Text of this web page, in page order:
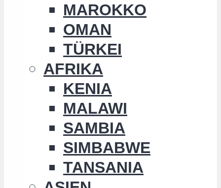
MAROKKO
OMAN
TÜRKEI
AFRIKA
KENIA
MALAWI
SAMBIA
SIMBABWE
TANSANIA